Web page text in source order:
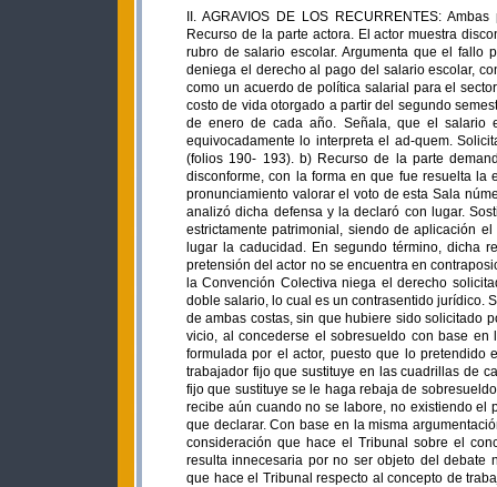
II. AGRAVIOS DE LOS RECURRENTES:
Recurso de la parte actora. El actor muestra
rubro de salario escolar. Argumenta que el fallo
deniega el derecho al pago del salario escolar,
como un acuerdo de política salarial para el
costo de vida otorgado a partir del segundo
de enero de cada año. Señala, que el salario
equivocadamente lo interpreta el ad-quem.
(folios 190- 193). b) Recurso de la parte
disconforme, con la forma en que fue resuelta
pronunciamiento valorar el voto de esta Sala
analizó dicha defensa y la declaró con lugar.
estrictamente patrimonial, siendo de aplicación
lugar la caducidad. En segundo término, dicha
pretensión del actor no se encuentra en
la Convención Colectiva niega el derecho
doble salario, lo cual es un contrasentido jurídico.
de ambas costas, sin que hubiere sido solicitado
vicio, al concederse el sobresueldo con base
formulada por el actor, puesto que lo
trabajador fijo que sustituye en las cuadrillas de
fijo que sustituye se le haga rebaja de
recibe aún cuando no se labore, no existiendo el
que declarar. Con base en la misma
consideración que hace el Tribunal sobre el
resulta innecesaria por no ser objeto del debate
que hace el Tribunal respecto al concepto de